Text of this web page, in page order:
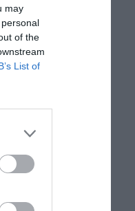
may
of the
List of